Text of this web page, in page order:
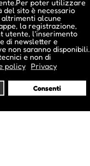
poter utilizzare
sito è necessario
alcune
la registrazione,
utente, l'inserimento
di newsletter e
non saranno disponibili.
e non di
policy Privacy
Consenti